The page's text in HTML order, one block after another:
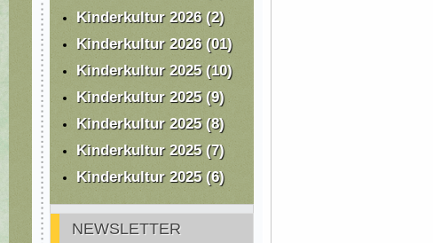
Kinderkultur 2026 (2)
Kinderkultur 2026 (01)
Kinderkultur 2025 (10)
Kinderkultur 2025 (9)
Kinderkultur 2025 (8)
Kinderkultur 2025 (7)
Kinderkultur 2025 (6)
NEWSLETTER